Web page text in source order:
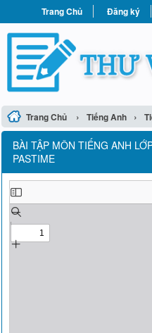
Trang Chủ Đăng ký
Trang Chủ › Tiếng Anh ›
BÀI TẬP MÔN TIẾNG ANH
PASTIME